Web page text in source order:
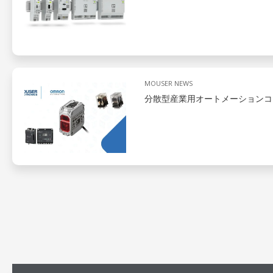
MOUSER NEWS
分散型産業用オートメーション